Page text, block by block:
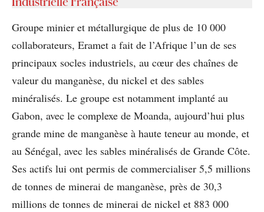
Groupe minier et métallurgique de plus de 10 000
collaborateurs, Eramet a fait de l’Afrique l’un de ses
principaux socles industriels, au cœur des chaînes de
valeur du manganèse, du nickel et des sables
minéralisés. Le groupe est notamment implanté au
Gabon, avec le complexe de Moanda, aujourd’hui plus
grande mine de manganèse à haute teneur au monde, et
au Sénégal, avec les sables minéralisés de Grande Côte.
Ses actifs lui ont permis de commercialiser 5,5 millions
de tonnes de minerai de manganèse, près de 30,3
millions de tonnes de minerai de nickel et 883 000